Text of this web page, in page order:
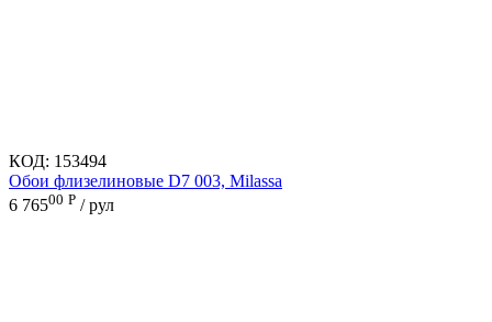
КОД: 153494
Обои флизелиновые D7 003, Milassa
6 76500 Р / рул